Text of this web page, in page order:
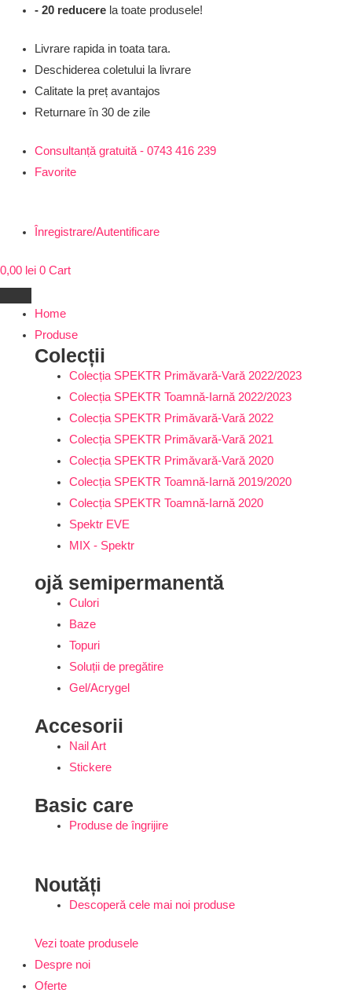
content
- 20 reducerela toate produsele!
Livrare rapida in toata tara.
Deschiderea coletului la livrare
Calitate la preț avantajos
Returnare în 30 de zile
Consultanță gratuită - 0743 416 239
Favorite
Înregistrare/Autentificare
0,00 lei 0 Cart
Home
Produse
Colecții
Colecția SPEKTR Primăvară-Vară 2022/2023
Colecția SPEKTR Toamnă-Iarnă 2022/2023
Colecția SPEKTR Primăvară-Vară 2022
Colecția SPEKTR Primăvară-Vară 2021
Colecția SPEKTR Primăvară-Vară 2020
Colecția SPEKTR Toamnă-Iarnă 2019/2020
Colecția SPEKTR Toamnă-Iarnă 2020
Spektr EVE
MIX - Spektr
ojă semipermanentă
Culori
Baze
Topuri
Soluții de pregătire
Gel/Acrygel
Accesorii
Nail Art
Stickere
Basic care
Produse de îngrijire
Noutăți
Descoperă cele mai noi produse
Vezi toate produsele
Despre noi
Oferte